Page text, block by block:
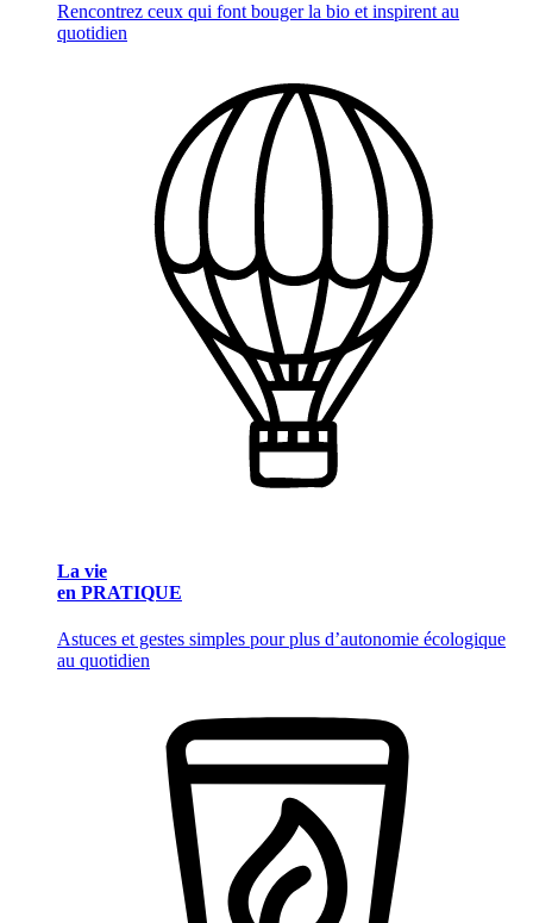
Rencontrez ceux qui font bouger la bio et inspirent au
quotidien
La vie
en PRATIQUE
Astuces et gestes simples pour plus d’autonomie écologique
au quotidien